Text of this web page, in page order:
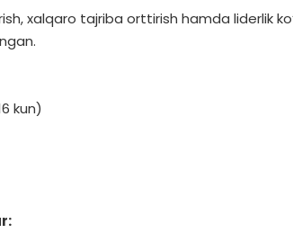
xalqaro tajriba orttirish hamda liderlik
kun)